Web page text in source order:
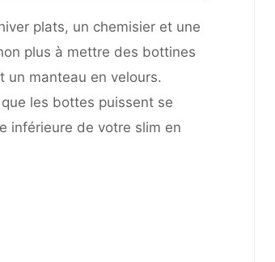
plats, un chemisier et une
plus à mettre des bottines
un manteau en velours.
les bottes puissent se
inférieure de votre slim en